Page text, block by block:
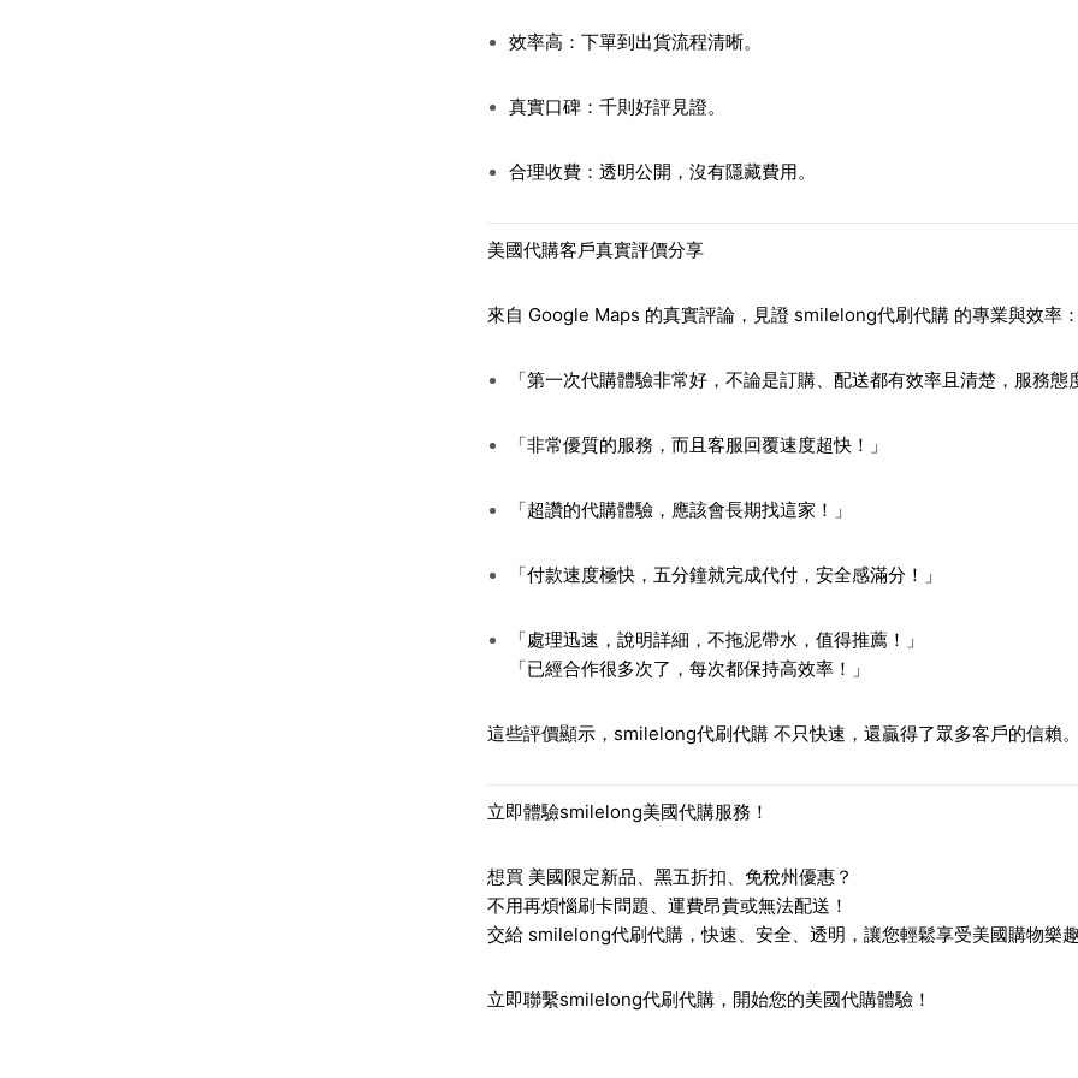
效率高 ：下單到出貨流程清晰。
真實口碑：千則好評見證。
合理收費：透明公開，沒有隱藏費用。
美國代購客戶真實評價分享
來自 Google Maps 的真實評論，見證 smilelong代刷代購的專業與效率：
「第一次代購體驗非常好，不論是訂購、配送都有效率且清楚，服務態
「非常優質的服務，而且客服回覆速度超快！」
「超讚的代購體驗，應該會長期找這家！」
「付款速度極快，五分鐘就完成代付，安全感滿分！」
「處理迅速，說明詳細，不拖泥帶水，值得推薦！」
「已經合作很多次了，每次都保持高效率！」
這些評價顯示， smilelong代刷代購不只快速，還贏得了眾多客戶的信賴。
立即體驗smilelong美國代購服務！
想買 美國限定新品、黑五折扣、免稅州優惠？
不用再煩惱刷卡問題、運費昂貴或無法配送！
交給 smilelong代刷代購，快速、安全、透明，讓您輕鬆享受美國購物樂趣
立即聯繫smilelong代刷代購，開始您的美國代購體驗！